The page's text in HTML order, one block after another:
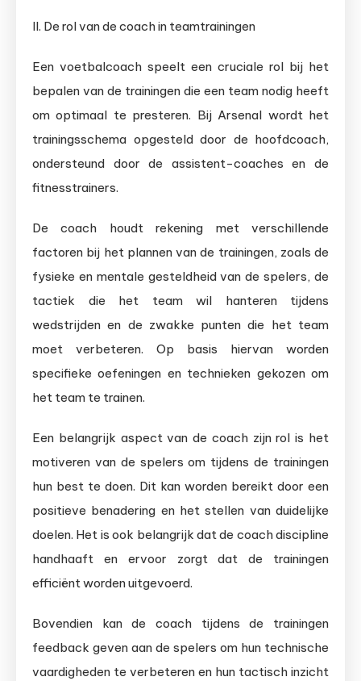
II. De rol van de coach in teamtrainingen
Een voetbalcoach speelt een cruciale rol bij het
bepalen van de trainingen die een team nodig heeft
om optimaal te presteren. Bij Arsenal wordt het
trainingsschema opgesteld door de hoofdcoach,
ondersteund door de assistent-coaches en de
fitnesstrainers.
De coach houdt rekening met verschillende
factoren bij het plannen van de trainingen, zoals de
fysieke en mentale gesteldheid van de spelers, de
tactiek die het team wil hanteren tijdens
wedstrijden en de zwakke punten die het team
moet verbeteren. Op basis hiervan worden
specifieke oefeningen en technieken gekozen om
het team te trainen.
Een belangrijk aspect van de coach zijn rol is het
motiveren van de spelers om tijdens de trainingen
hun best te doen. Dit kan worden bereikt door een
positieve benadering en het stellen van duidelijke
doelen. Het is ook belangrijk dat de coach discipline
handhaaft en ervoor zorgt dat de trainingen
efficiënt worden uitgevoerd.
Bovendien kan de coach tijdens de trainingen
feedback geven aan de spelers om hun technische
vaardigheden te verbeteren en hun tactisch inzicht